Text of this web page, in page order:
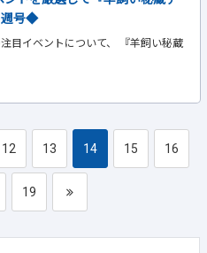
週号◆
目イベントについて、 『羊飼い秘蔵
12 13 14 15 16
19